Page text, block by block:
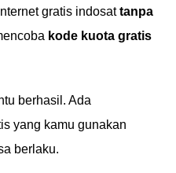
gratis indosattanpa
kode kuota gratis
berhasil. Ada
yang kamu gunakan
berlaku.